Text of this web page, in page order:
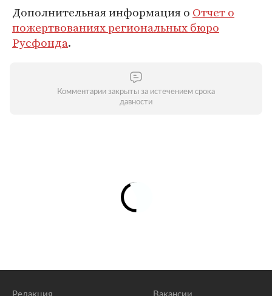
Дополнительная информация о Отчет о
пожертвованиях региональных бюро
Русфонда.
Комментарии закрыты за истечением срока
давности